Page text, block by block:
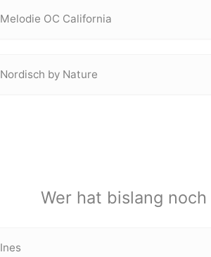
Melodie OC California
Nordisch by Nature
Wer hat bislang
Ines